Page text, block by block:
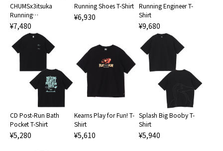
CHUMSx3itsuka
Running
CheeringBooby T-Shirt
¥7,480
Running Shoes T-Shirt
¥6,930
Running Engineer T-
Shirt
¥9,680
CD Post-Run Bath
Pocket T-Shirt
¥5,280
Kearns Play for Fun! T-
Shirt
¥5,610
Splash Big Booby T-
Shirt
¥5,940